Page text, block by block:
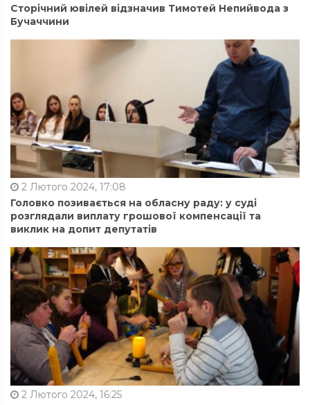
Сторічний ювілей відзначив Тимотей Непийвода з
Бучаччини
2 Лютого 2024, 17:08
Головко позивається на обласну раду: у суді
розглядали виплату грошової компенсації та
виклик на допит депутатів
2 Лютого 2024, 16:25